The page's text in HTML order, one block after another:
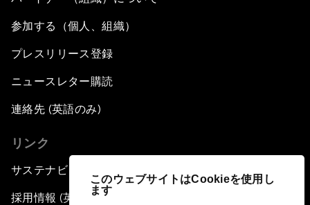
このウェブサイトはCookieを使用し
ます
参加する（個人、組織）
プレスリリース登録
ニュースレター購読
連絡先 (英語のみ)
リンク
サステナビリティへの取り組み
採用情報 (英語のみ)